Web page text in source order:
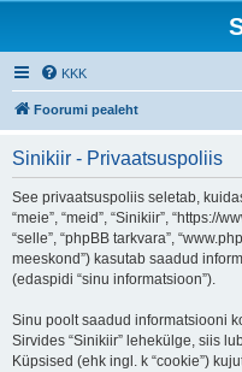
KKK
Foorumi pealeht
Sinikiir - Privaatsuspoliis
See privaatsuspoliis seletab,
“meie”, “meid”, “Sinikiir”, “https://
“selle”, “phpBB tarkvara”,
meeskond”) kasutab saadud
(edaspidi “sinu informatsioon”).
Sinu poolt saadud informatsiooni
Sirvides “Sinikiir” lehekülge, siis
Küpsised (ehk ingl. k “cookie”)